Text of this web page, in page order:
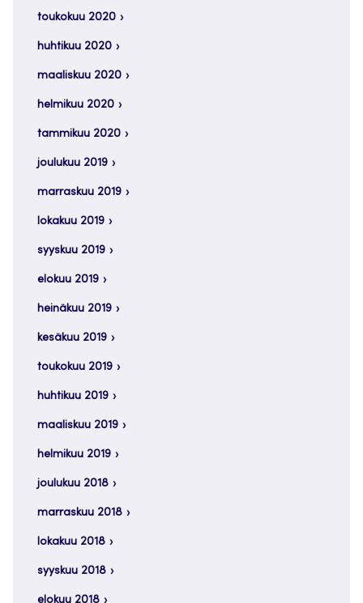
toukokuu 2020
huhtikuu 2020
maaliskuu 2020
helmikuu 2020
tammikuu 2020
joulukuu 2019
marraskuu 2019
lokakuu 2019
syyskuu 2019
elokuu 2019
heinäkuu 2019
kesäkuu 2019
toukokuu 2019
huhtikuu 2019
maaliskuu 2019
helmikuu 2019
joulukuu 2018
marraskuu 2018
lokakuu 2018
syyskuu 2018
elokuu 2018